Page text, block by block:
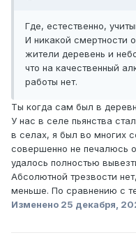
Где, естественно,
И никакой смертности
жители деревень и
что на качественный
работы нет.
Ты когда сам был в
У нас в селе пьянства
в селах, я был во многих
совершенно не печалюсь
удалось полностью
Абсолютной трезвости
меньше. По сравнению с
Изменено 25 декабря,